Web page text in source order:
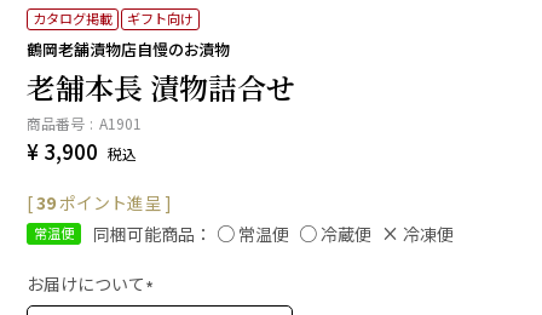
カタログ掲載 ギフト向け
鶴岡老舗漬物店自慢のお漬物
老舗本長 漬物詰合せ
商品番号 A1901
¥ 3,900 税込
[39ポイント進呈 ]
常温便 同梱可能商品： 常温便 冷蔵便 冷凍便
お届けについて